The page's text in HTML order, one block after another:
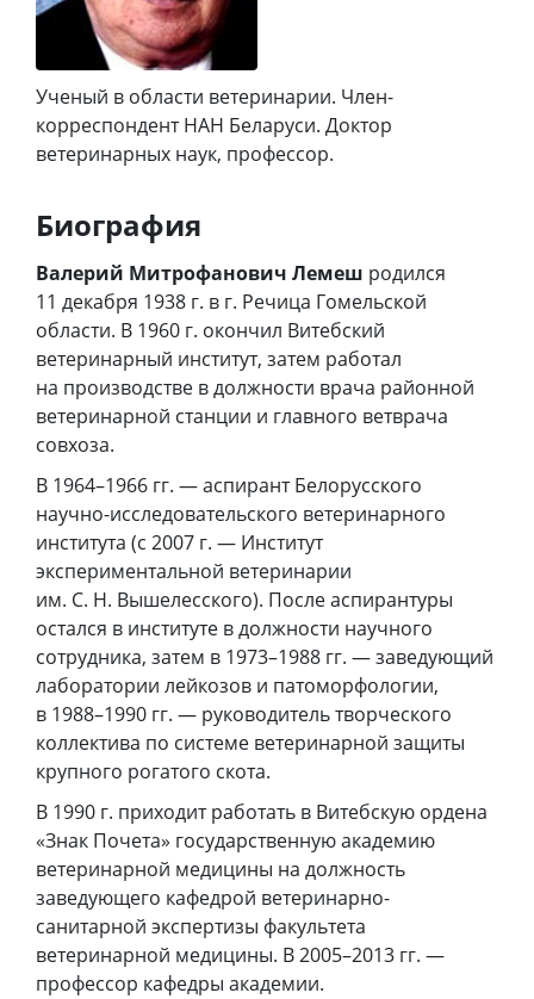
Ученый в области ветеринарии. Член-
корреспондент НАН Беларуси. Доктор
ветеринарных наук, профессор.
Биография
Валерий Митрофанович Лемеш родился
11 декабря 1938 г. в г. Речица Гомельской
области. В 1960 г. окончил Витебский
ветеринарный институт, затем работал
на производстве в должности врача районной
ветеринарной станции и главного ветврача
совхоза.
В 1964–1966 гг. — аспирант Белорусского
научно-исследовательского ветеринарного
института (с 2007 г. — Институт
экспериментальной ветеринарии
им. С. Н. Вышелесского). После аспирантуры
остался в институте в должности научного
сотрудника, затем в 1973–1988 гг. — заведующий
лаборатории лейкозов и патоморфологии,
в 1988–1990 гг. — руководитель творческого
коллектива по системе ветеринарной защиты
крупного рогатого скота.
В 1990 г. приходит работать в Витебскую ордена
«Знак Почета» государственную академию
ветеринарной медицины на должность
заведующего кафедрой ветеринарно-
санитарной экспертизы факультета
ветеринарной медицины. В 2005–2013 гг. —
профессор кафедры академии.